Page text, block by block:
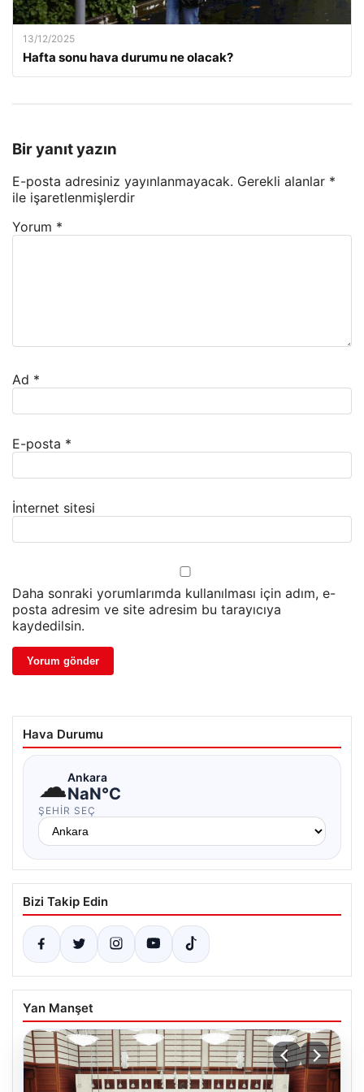
13/12/2025
Hafta sonu hava durumu ne olacak?
Bir yanıt yazın
E-posta adresiniz yayınlanmayacak. Gerekli alanlar *
ile işaretlenmişlerdir
Yorum *
Ad *
E-posta *
İnternet sitesi
Daha sonraki yorumlarımda kullanılması için adım, e-
posta adresim ve site adresim bu tarayıcıya
kaydedilsin.
Hava Durumu
☁Ankara
NaN°C
ŞEHIR SEÇ
Bizi Takip Edin
Yan Manşet